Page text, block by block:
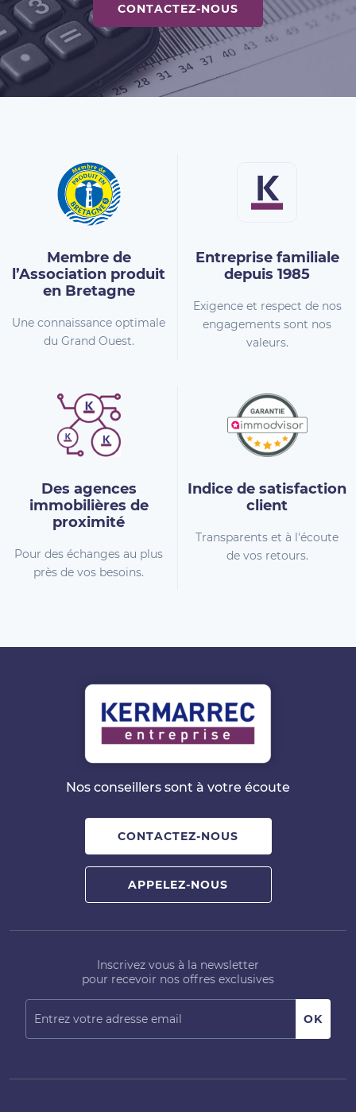
CONTACTEZ-NOUS
Membre de
l’Association produit
en Bretagne
Une connaissance optimale
du Grand Ouest.
Entreprise familiale
depuis 1985
Exigence et respect de nos
engagements sont nos
valeurs.
Des agences
immobilières de
proximité
Pour des échanges au plus
près de vos besoins.
Indice de satisfaction
client
Transparents et à l'écoute
de vos retours.
Nos conseillers sont à votre écoute
CONTACTEZ-NOUS
APPELEZ-NOUS
Inscrivez vous à la newsletter
pour recevoir nos offres exclusives